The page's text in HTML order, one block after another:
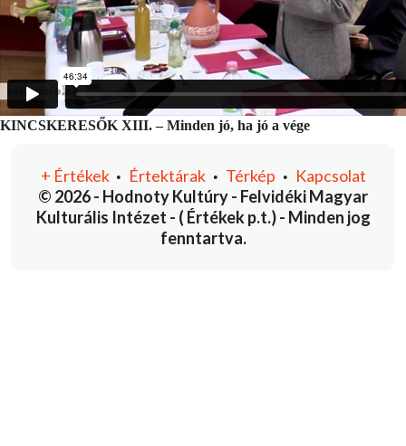
KINCSKERESŐK XIII. – Minden jó, ha jó a vége
© 2026 - Hodnoty Kultúry - Felvidéki Magyar
Kulturális Intézet - ( Értékek p.t.) - Minden jog
fenntartva.
+ Értékek • Értektárak• Térkép • Kapcsolat